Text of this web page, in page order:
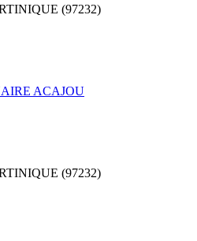
(97232)
ACAJOU
(97232)